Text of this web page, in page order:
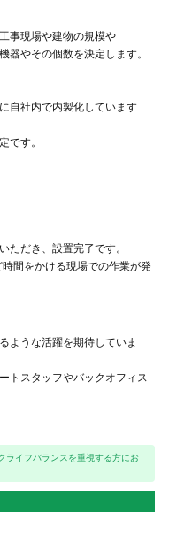
事現場や建物の規模や
器やその個数を決定します。
自社内で内製化しています
です。
ただき、設置完了です。
間をかける現場での作業が発
ような活躍を期待していま
トスタッフやバックオフィス
ライフバランスを重視する方にお